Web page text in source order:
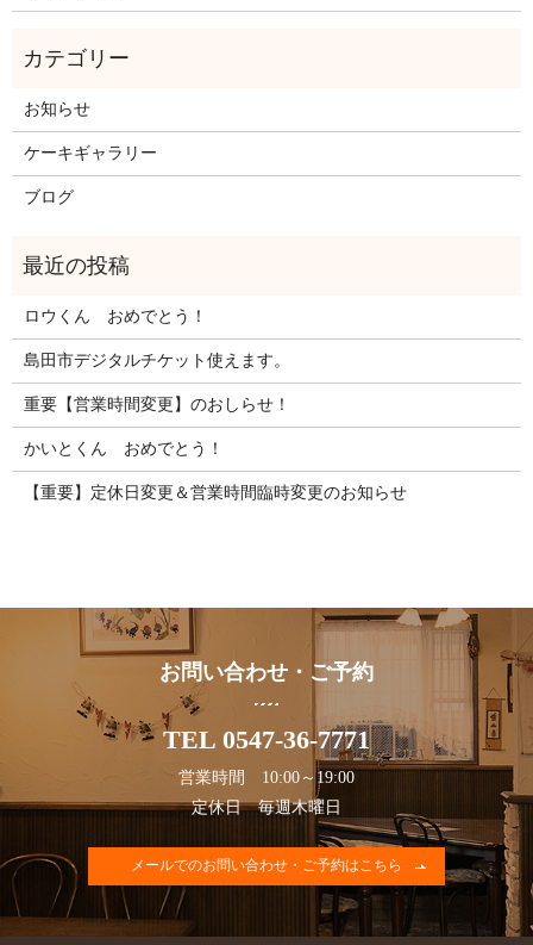
お知らせ
ケーキギャラリー
ブログ
ロウくん おめでとう！
島田市デジタルチケット使えます。
重要【営業時間変更】のおしらせ！
かいとくん おめでとう！
【重要】定休日変更＆営業時間臨時変更のお知らせ
お問い合わせ・ご予約
TEL 0547-36-7771
営業時間 10:00～19:00
定休日 毎週木曜日
メールでのお問い合わせ・ご予約はこちら